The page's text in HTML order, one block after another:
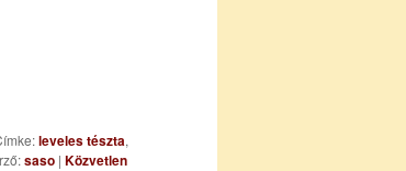
leveles tészta,
saso | Közvetlen